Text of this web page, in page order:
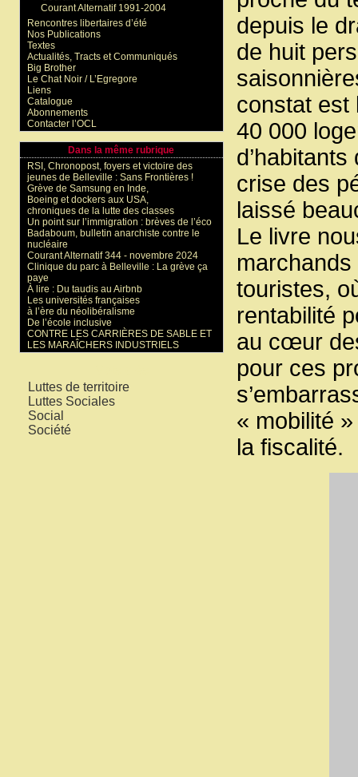
depuis le
de huit
constat est
40 000
crise des
laissé
Le livre
marchands
touristes,
rentabilité
au cœur
pour ces
« mobilité
la fiscalité.
Courant Alternatif 1991-2004
Rencontres libertaires d’été
Nos Publications
Textes
Actualités, Tracts et Communiqués
Big Brother
Le Chat Noir / L’Egregore
Liens
Catalogue
Abonnements
Contacter l’OCL
Dans la même rubrique
RSI, Chronopost, foyers et victoire des
jeunes de Belleville : Sans Frontières !
Grève de Samsung en Inde,
Boeing et dockers aux USA,
chroniques de la lutte des classes
Un point sur l’immigration : brèves de l’éco
Badaboum, bulletin anarchiste contre le
nucléaire
Courant Alternatif 344 - novembre 2024
Clinique du parc à Belleville : La grève ça
paye
À lire : Du taudis au Airbnb
Les universités françaises
à l’ère du néolibéralisme
De l’école inclusive
CONTRE LES CARRIÈRES DE SABLE ET
LES MARAÎCHERS INDUSTRIELS
Luttes de territoire
Luttes Sociales
Social
Société